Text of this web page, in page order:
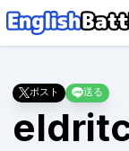
ポスト 送る